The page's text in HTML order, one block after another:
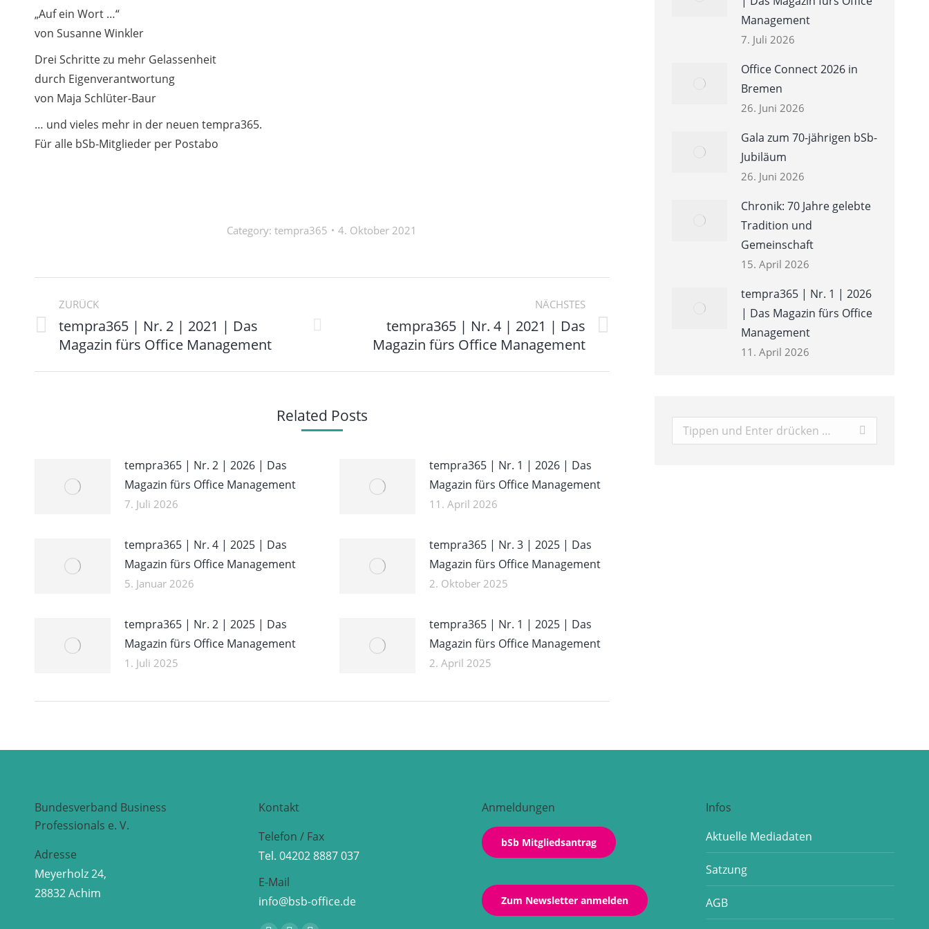
„Auf ein Wort …“
von Susanne Winkler
Drei Schritte zu mehr Gelassenheit
durch Eigenverantwortung
von Maja Schlüter-Baur
… und vieles mehr in der neuen tempra365.
Für alle bSb-Mitglieder per Postabo
Category:tempra365 4. Oktober 2021
Kommentarnavigation
ZURÜCK
Vorheriger
Beitrag:
tempra365 | Nr. 2 | 2021 | Das
Magazin fürs Office Management
NÄCHSTES
Nächster
Beitrag:
tempra365 | Nr. 4 | 2021 | Das
Magazin fürs Office Management
Related Posts
tempra365 | Nr. 2 | 2026 | Das
Magazin fürs Office Management
7. Juli 2026
tempra365 | Nr. 1 | 2026 | Das
Magazin fürs Office Management
11. April 2026
tempra365 | Nr. 4 | 2025 | Das
Magazin fürs Office Management
5. Januar 2026
tempra365 | Nr. 3 | 2025 | Das
Magazin fürs Office Management
2. Oktober 2025
tempra365 | Nr. 2 | 2025 | Das
Magazin fürs Office Management
1. Juli 2025
tempra365 | Nr. 1 | 2025 | Das
Magazin fürs Office Management
2. April 2025
Management
7. Juli 2026
Office Connect 2026 in
Bremen
26. Juni 2026
Gala zum 70-jährigen bSb-
Jubiläum
26. Juni 2026
Chronik: 70 Jahre gelebte
Tradition und
Gemeinschaft
15. April 2026
tempra365 | Nr. 1 | 2026
| Das Magazin fürs Office
Management
11. April 2026
Search:
Bundesverband Business
Professionals e. V.
Adresse
Meyerholz 24,
28832 Achim
Kontakt
Telefon / Fax
Tel. 04202 8887 037
E-Mail
info@bsb-office.de
Anmeldungen
bSb Mitgliedsantrag
Zum Newsletter anmelden
Infos
Aktuelle Mediadaten
Satzung
AGB